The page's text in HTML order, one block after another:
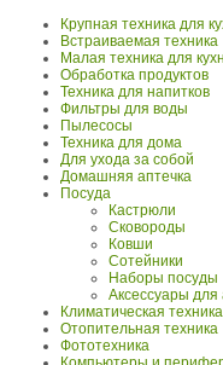
Крупная техника для
Встраиваемая техника
Малая техника для
Обработка продуктов
Техника для напитков
Фильтры для воды
Пылесосы
Техника для дома
Для ухода за собой
Домашняя аптечка
Посуда
Кастрюли
Сковороды
Ковши
Сотейники
Наборы посуды
Аксессуары для
Климатическая техника
Отопительная техника
Фототехника